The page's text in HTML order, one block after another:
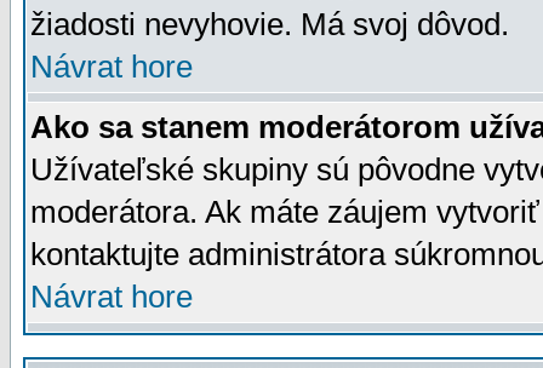
žiadosti nevyhovie. Má svoj dôvod.
Návrat hore
Ako sa stanem moderátorom
Užívateľské skupiny sú pôvodne
moderátora. Ak máte záujem
kontaktujte administrátora
Návrat hore